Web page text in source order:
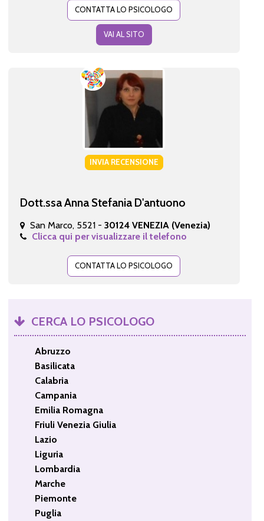
CONTATTA LO PSICOLOGO
VAI AL SITO
INVIA RECENSIONE
Dott.ssa Anna Stefania D'antuono
San Marco, 5521 - 30124 VENEZIA (Venezia)
Clicca qui per visualizzare il telefono
CONTATTA LO PSICOLOGO
CERCA LO PSICOLOGO
Abruzzo
Basilicata
Calabria
Campania
Emilia Romagna
Friuli Venezia Giulia
Lazio
Liguria
Lombardia
Marche
Piemonte
Puglia